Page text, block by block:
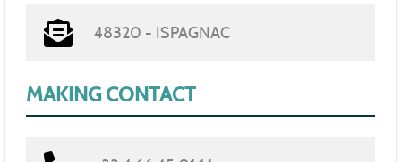
48320 - ISPAGNAC
MAKING CONTACT